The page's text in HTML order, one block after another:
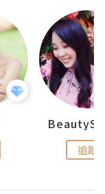
追蹤